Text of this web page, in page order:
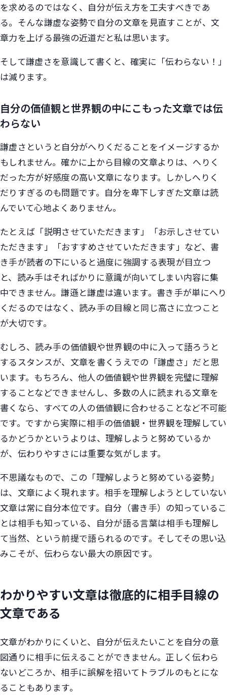
を求めるのではなく、自分が伝え方を工夫すべきであ
る。そんな謙虚な姿勢で自分の文章を見直すことが、文
章力を上げる最強の近道だと私は思います。
そして謙虚さを意識して書くと、確実に「伝わらない！」
は減ります。
自分の価値観と世界観の中にこもった文章では伝
わらない
謙虚さというと自分がへりくだることをイメージするか
もしれません。確かに上から目線の文章よりは、へりく
だった方が好感度の高い文章になります。しかしへりく
だりすぎるのも問題です。自分を卑下しすぎた文章は読
んでいて心地よくありません。
たとえば「説明させていただきます」「お示しさせてい
ただきます」「おすすめさせていただきます」など、書
き手が読者の下にいると過度に強調する表現が目立つ
と、読み手はそればかりに意識が向いてしまい内容に集
中できません。謙遜と謙虚は違います。書き手が単にへり
くだるのではなく、読み手の目線と同じ高さに立つこと
が大切です。
むしろ、読み手の価値観や世界観の中に入って語ろうと
するスタンスが、文章を書くうえでの「謙虚さ」だと思
います。もちろん、他人の価値観や世界観を完璧に理解
することなどできませんし、多数の人に読まれる文章を
書くなら、すべての人の価値観に合わせることなど不可能
です。ですから実際に相手の価値観・世界観を理解してい
るかどうかというよりは、理解しようと努めているか
が、伝わりやすさには重要な気がします。
不思議なもので、この「理解しようと努めている姿勢」
は、文章によく現れます。相手を理解しようとしていない
文章は常に自分本位です。自分（書き手）の知っているこ
とは相手も知っている、自分が語る言葉は相手も理解し
て当然、という前提で語られるのです。そしてその思い込
みこそが、伝わらない最大の原因です。
わかりやすい文章は徹底的に相手目線の
文章である
文章がわかりにくいと、自分が伝えたいことを自分の意
図通りに相手に伝えることができません。正しく伝わら
ないどころか、相手に誤解を招いてトラブルのもとにな
ることもあります。